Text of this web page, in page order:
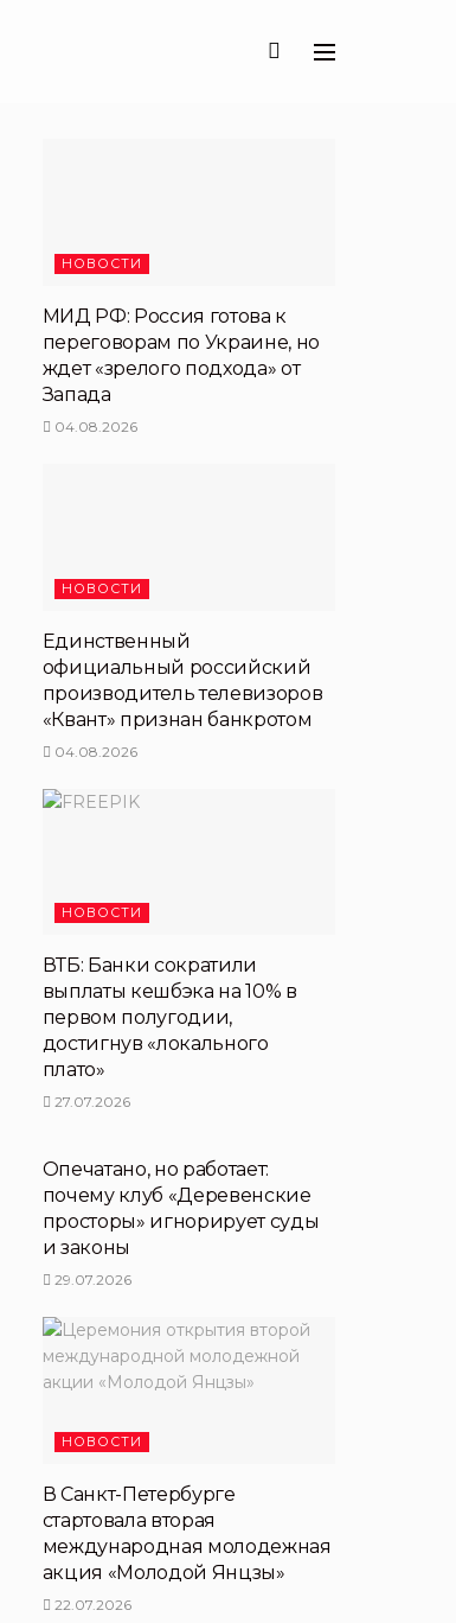
НОВОСТИ
МИД РФ: Россия готова к
переговорам по Украине, но
ждет «зрелого подхода» от
Запада
04.08.2026
НОВОСТИ
Единственный
официальный российский
производитель телевизоров
«Квант» признан банкротом
04.08.2026
НОВОСТИ
ВТБ: Банки сократили
выплаты кешбэка на 10% в
первом полугодии,
достигнув «локального
плато»
27.07.2026
Опечатано, но работает:
почему клуб «Деревенские
просторы» игнорирует суды
и законы
29.07.2026
НОВОСТИ
В Санкт-Петербурге
стартовала вторая
международная молодежная
акция «Молодой Янцзы»
22.07.2026